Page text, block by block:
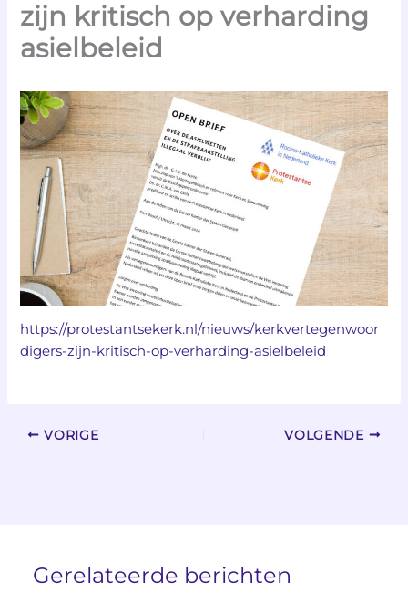
zijn kritisch op verharding
asielbeleid
https://protestantsekerk.nl/nieuws/kerkvertegenwoor
digers-zijn-kritisch-op-verharding-asielbeleid
VORIGE VOLGENDE
Gerelateerde berichten